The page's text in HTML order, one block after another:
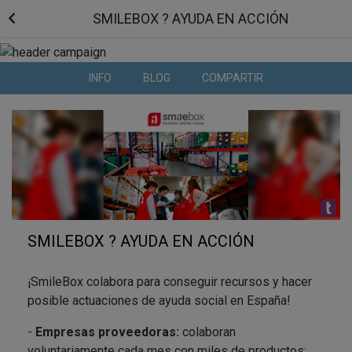
SMILEBOX ? AYUDA EN ACCIÓN
INFO BLOG COMPARTIR
SMILEBOX ? AYUDA EN ACCIÓN
¡SmileBox colabora para conseguir recursos y hacer
posible actuaciones de ayuda social en España!
- Empresas proveedoras: colaboran